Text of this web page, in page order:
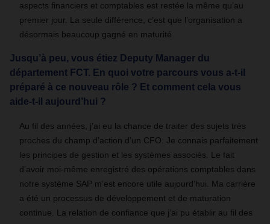
aspects financiers et comptables est restée la même qu’au
premier jour. La seule différence, c’est que l’organisation a
désormais beaucoup gagné en maturité.
Jusqu’à peu, vous étiez Deputy Manager du
département FCT. En quoi votre parcours vous a-t-il
préparé à ce nouveau rôle ? Et comment cela vous
aide-t-il aujourd’hui ?
Au fil des années, j’ai eu la chance de traiter des sujets très
proches du champ d’action d’un CFO. Je connais parfaitement
les principes de gestion et les systèmes associés. Le fait
d’avoir moi-même enregistré des opérations comptables dans
notre système SAP m’est encore utile aujourd’hui. Ma carrière
a été un processus de développement et de maturation
continue. La relation de confiance que j’ai pu établir au fil des